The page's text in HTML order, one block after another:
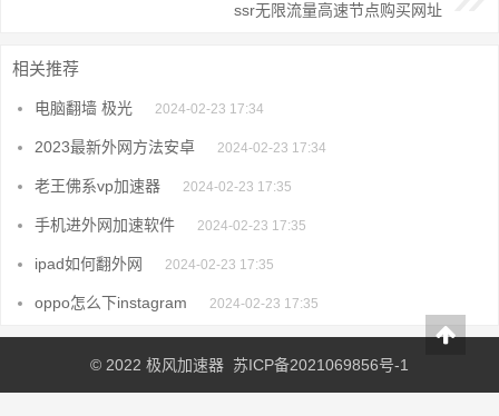
ssr无限流量高速节点购买网址
相关推荐
电脑翻墙 极光 2024-02-23 17:34
2023最新外网方法安卓 2024-02-23 17:34
老王佛系vp加速器 2024-02-23 17:35
手机进外网加速软件 2024-02-23 17:35
ipad如何翻外网 2024-02-23 17:35
oppo怎么下instagram 2024-02-23 17:35
© 2022 极风加速器 苏ICP备2021069856号-1